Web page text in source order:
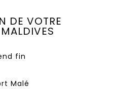
DE VOTRE
fin
Malé